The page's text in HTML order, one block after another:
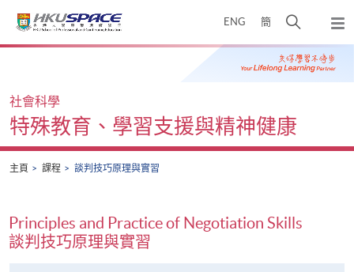
ENG 簡
開
搜
尋
彈
出
主
Main
社會科學
特殊教育、學習支援與精神健康
主頁 課程 談判技巧原理與實習
Principles and Practice of Negotiation Skills
談判技巧原理與實習